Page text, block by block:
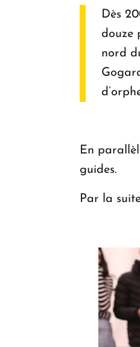
Dès
douze
nord
En
guides.
Par la